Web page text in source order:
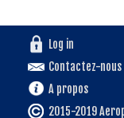
Log in
Contactez-nous
A propos
2015-2019